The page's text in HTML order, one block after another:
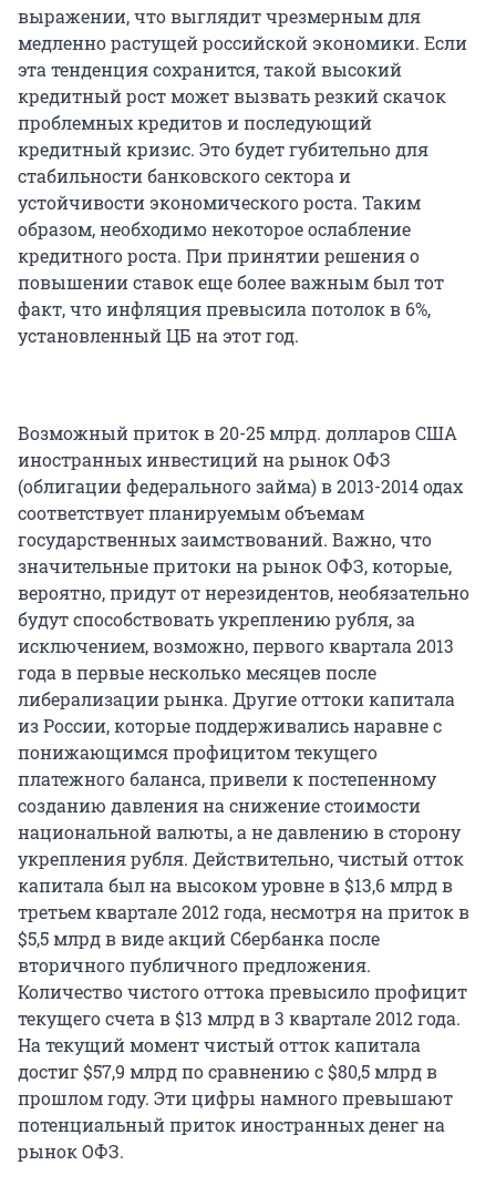
выражении, что выглядит чрезмерным для
медленно растущей российской экономики. Если
эта тенденция сохранится, такой высокий
кредитный рост может вызвать резкий скачок
проблемных кредитов и последующий
кредитный кризис. Это будет губительно для
стабильности банковского сектора и
устойчивости экономического роста. Таким
образом, необходимо некоторое ослабление
кредитного роста. При принятии решения о
повышении ставок еще более важным был тот
факт, что инфляция превысила потолок в 6%,
установленный ЦБ на этот год.
Возможный приток в 20-25 млрд. долларов США
иностранных инвестиций на рынок ОФЗ
(облигации федерального займа) в 2013-2014 одах
соответствует планируемым объемам
государственных заимствований. Важно, что
значительные притоки на рынок ОФЗ, которые,
вероятно, придут от нерезидентов, необязательно
будут способствовать укреплению рубля, за
исключением, возможно, первого квартала 2013
года в первые несколько месяцев после
либерализации рынка. Другие оттоки капитала
из России, которые поддерживались наравне с
понижающимся профицитом текущего
платежного баланса, привели к постепенному
созданию давления на снижение стоимости
национальной валюты, а не давлению в сторону
укрепления рубля. Действительно, чистый отток
капитала был на высоком уровне в $13,6 млрд в
третьем квартале 2012 года, несмотря на приток в
$5,5 млрд в виде акций Сбербанка после
вторичного публичного предложения.
Количество чистого оттока превысило профицит
текущего счета в $13 млрд в 3 квартале 2012 года.
На текущий момент чистый отток капитала
достиг $57,9 млрд по сравнению с $80,5 млрд в
прошлом году. Эти цифры намного превышают
потенциальный приток иностранных денег на
рынок ОФЗ.